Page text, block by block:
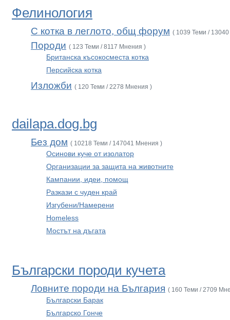
Фелинология
С котка в леглото, общ форум ( 1039 Теми /
Породи ( 123 Теми / 8117 Мнения )
Британска късокосместа котка
Персийска котка
Изложби ( 120 Теми / 2278 Мнения )
dailapa.dog.bg
Без дом ( 10218 Теми / 147041 Мнения )
Осинови куче от изолатор
Организации за защита на животните
Кампании, идеи, помощ
Разкази с чуден край
Изгубени/Намерени
Homeless
Мостът на дъгата
Български породи кучета
Ловните породи на България ( 160 Теми / 2709
Български Барак
Българско Гонче